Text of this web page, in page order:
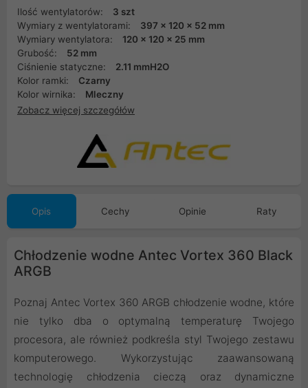
Ilość wentylatorów:
3 szt
Wymiary z wentylatorami:
397 x 120 x 52 mm
Wymiary wentylatora:
120 x 120 x 25 mm
Grubość:
52 mm
Ciśnienie statyczne:
2.11 mmH2O
Kolor ramki:
Czarny
Kolor wirnika:
Mleczny
Zobacz więcej szczegółów
Opis Cechy Opinie Raty
Chłodzenie wodne Antec Vortex 360 Black
ARGB
Poznaj Antec Vortex 360 ARGB chłodzenie wodne, które
nie tylko dba o optymalną temperaturę Twojego
procesora, ale również podkreśla styl Twojego zestawu
komputerowego. Wykorzystując zaawansowaną
technologię chłodzenia cieczą oraz dynamiczne